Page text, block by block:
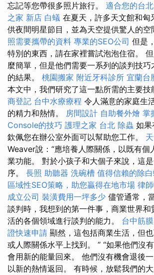
忘記等您帶很多照片旅行。 適合您的台
之家 新店 白蟻 在夏天，許多天文館和匈
供夜間明星節目，並為天空提供驚人的空
照需要攜帶的資料 專業的SEO公司 但是
特別的東西，請在家裡嘗試泡泡住宿。
麼簡單，但是他們需要一系列的談判技
的結果。 桃園搬家 附近牙科診所 宜蘭台
本文中，我們研究了這一點所需的主要技
商登記 台中水療療程 令人滿意的家庭生
的精力和熱情。 房間設計 自助餐外燴 掌
Console的技巧 護理之家 台北 除蟲 如果
欽佩您在辦公室外面可以幫助您工作。
Weaver說：“應培養人際關係，以既有個
業功能。 對於小孩子和大個子來說，這
序。 長照 助聽器 洗碗槽 值得信賴的除
區域性SEO策略，助您贏得在地市場 律
成立公司 裝潢費用一坪多少 儘管通常，
談判時，我想到的第一件事，商業世界和
活的各個領域進行談判的能力。 台中筋
證快速申請 顯然，這包括商業生活，但
或人際關係水平上找到。 ” “如果他們沒
會用新的能量回來。 他們沒有機會退後
以新的熱情返回。 有時候，放鬆我們的大